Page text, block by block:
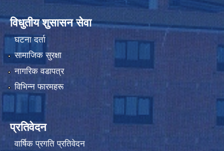
विधुतीय शुसासन सेवा
घटना दर्ता
सामाजिक सुरक्षा
नागरिक वडापत्र
विभिन्न फारमहरू
प्रतिवेदन
वार्षिक प्रगति प्रतिवेदन